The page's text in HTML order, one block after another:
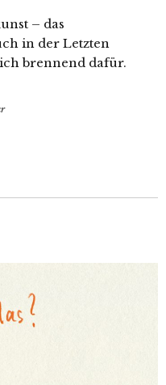
– das
in der Letzten
brennend dafür.